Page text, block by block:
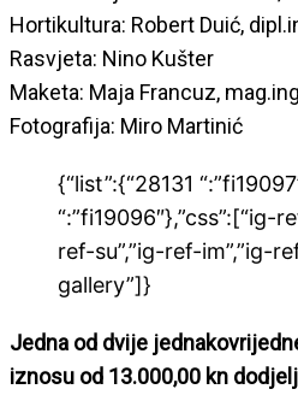
Hortikultura: Robert Duić,
Rasvjeta: Nino Kušter
Maketa: Maja Francuz,
Fotografija: Miro Martinić
{“list”:{“28131
“:”fi19096″},”css”:[“ig-
ref-su”,”ig-ref-im”,”ig-
gallery”]}
Jedna od dvije
iznosu od 13.000,00 kn